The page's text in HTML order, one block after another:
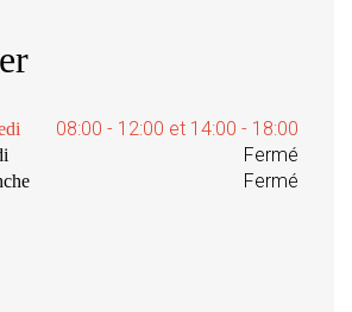
08:00 - 12:00 et 14:00 - 18:00
Fermé
Fermé